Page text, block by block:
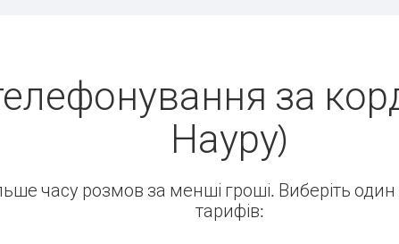
за
Науру)
часу розмов за менші гроші. Виберіть
тарифів: